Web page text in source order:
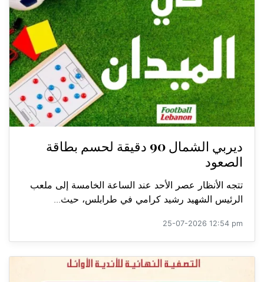
ديربي الشمال 90 دقيقة لحسم بطاقة
الصعود
تتجه الأنظار عصر الأحد عند الساعة الخامسة إلى ملعب
الرئيس الشهيد رشيد كرامي في طرابلس، حيث...
25-07-2026 12:54 pm